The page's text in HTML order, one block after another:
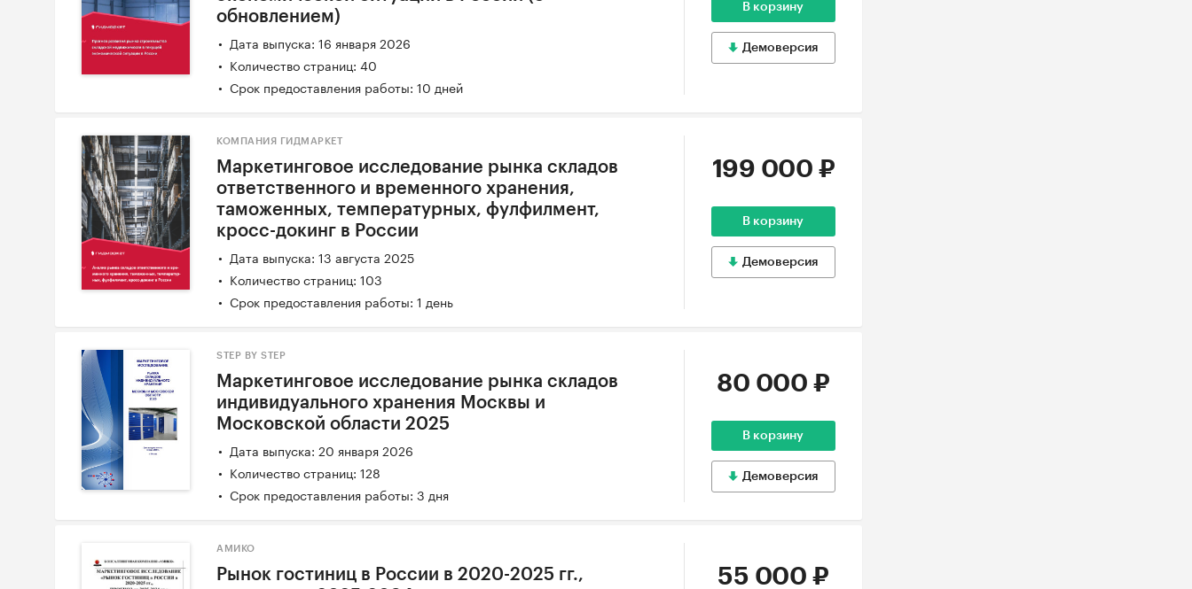
обновлением)
Дата выпуска: 16 января 2026
Количество страниц: 40
Срок предоставления работы: 10 дней
В корзину
Демоверсия
КОМПАНИЯ ГИДМАРКЕТ
Маркетинговое исследование рынка складов
ответственного и временного хранения,
таможенных, температурных, фулфилмент,
кросс-докинг в России
Дата выпуска: 13 августа 2025
Количество страниц: 103
Срок предоставления работы: 1 день
199 000 ₽
В корзину
Демоверсия
STEP BY STEP
Маркетинговое исследование рынка складов
индивидуального хранения Москвы и
Московской области 2025
Дата выпуска: 20 января 2026
Количество страниц: 128
Срок предоставления работы: 3 дня
80 000 ₽
В корзину
Демоверсия
АМИКО
Рынок гостиниц в России в 2020-2025 гг.,
55 000 ₽